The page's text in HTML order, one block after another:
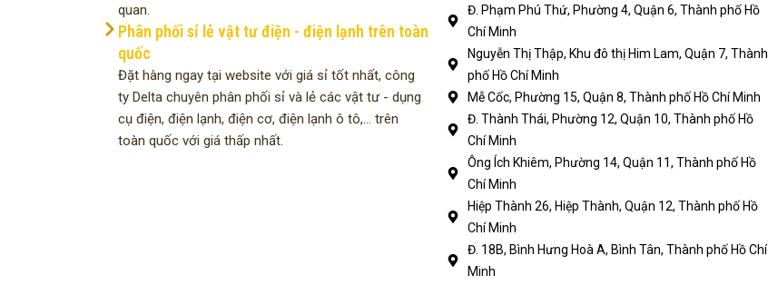
quan.
Phân phối sỉ lẻ vật tư điện - điện lạnh trên toàn
quốc
Đặt hàng ngay tại website với giá sỉ tốt nhất, công
ty Delta chuyên phân phối sỉ và lẻ các vật tư - dụng
cụ điện, điện lạnh, điện cơ, điện lạnh ô tô,... trên
toàn quốc với giá thấp nhất.
Đ. Phạm Phú Thứ, Phường 4, Quận 6, Thành phố Hồ
Chí Minh
Nguyễn Thị Thập, Khu đô thị Him Lam, Quận 7, Thành
phố Hồ Chí Minh
Mễ Cốc, Phường 15, Quận 8, Thành phố Hồ Chí Minh
Đ. Thành Thái, Phường 12, Quận 10, Thành phố Hồ
Chí Minh
Ông Ích Khiêm, Phường 14, Quận 11, Thành phố Hồ
Chí Minh
Hiệp Thành 26, Hiệp Thành, Quận 12, Thành phố Hồ
Chí Minh
Đ. 18B, Bình Hưng Hoà A, Bình Tân, Thành phố Hồ Chí
Minh